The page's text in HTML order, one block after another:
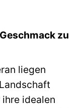
zu
liegen
idealen